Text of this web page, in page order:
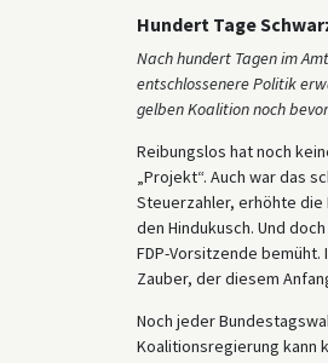
Hundert Tage
Nach hundert Tagen im
entschlossenere Politik
gelben Koalition noch bevor
Reibungslos hat noch
„Projekt“. Auch war das
Steuerzahler, erhöhte
den Hindukusch. Und
FDP-Vorsitzende
Zauber, der diesem
Noch jeder
Koalitionsregierung kann